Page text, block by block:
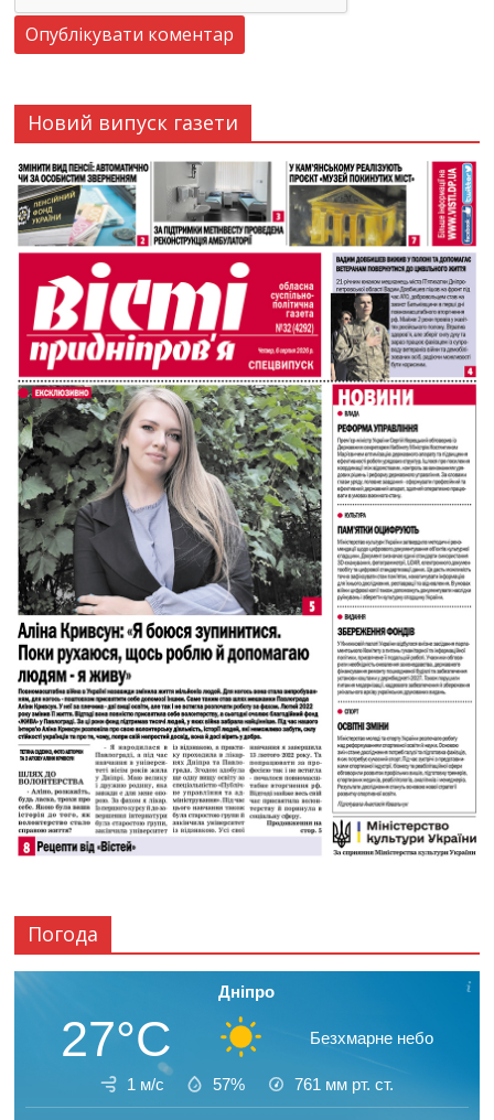
Новий випуск газети
Погода
Дніпро
27°C Безхмарне небо
1 м/с 57% 761 мм рт. ст.